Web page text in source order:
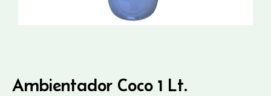
Ambientador Coco 1 Lt.